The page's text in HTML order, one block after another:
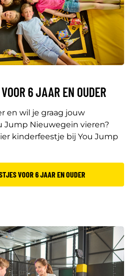
6 JAAR EN OUDER
en wil je graag jouw
Jump Nieuwegein vieren?
kinderfeestje bij You Jump
VOOR 6 JAAR EN OUDER